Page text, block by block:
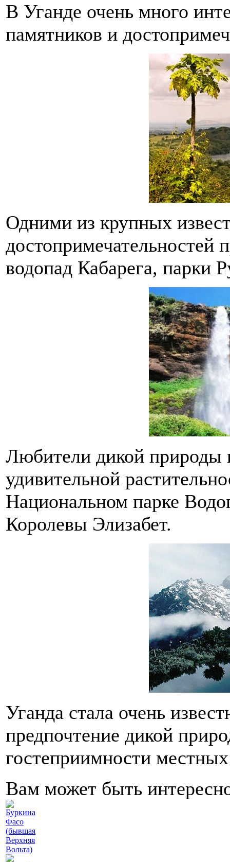
В Уганде очень много
памятников и
Одними из крупных
достопримечательностей
водопад Кабарега, парки
Любители дикой природы
удивительной
Национальном парке
Королевы Элизабет.
Уганда стала очень
предпочтение дикой
гостеприимности
Вам может быть
Буркина
Фасо
(бывшая
Верхняя
Вольта)